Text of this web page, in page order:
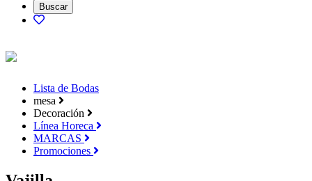
Lista de Bodas
mesa
Decoración
Línea Horeca
MARCAS
Promociones